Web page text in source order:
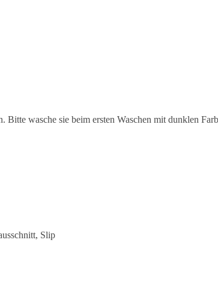
wasche sie beim ersten Waschen mit dunklen
Slip